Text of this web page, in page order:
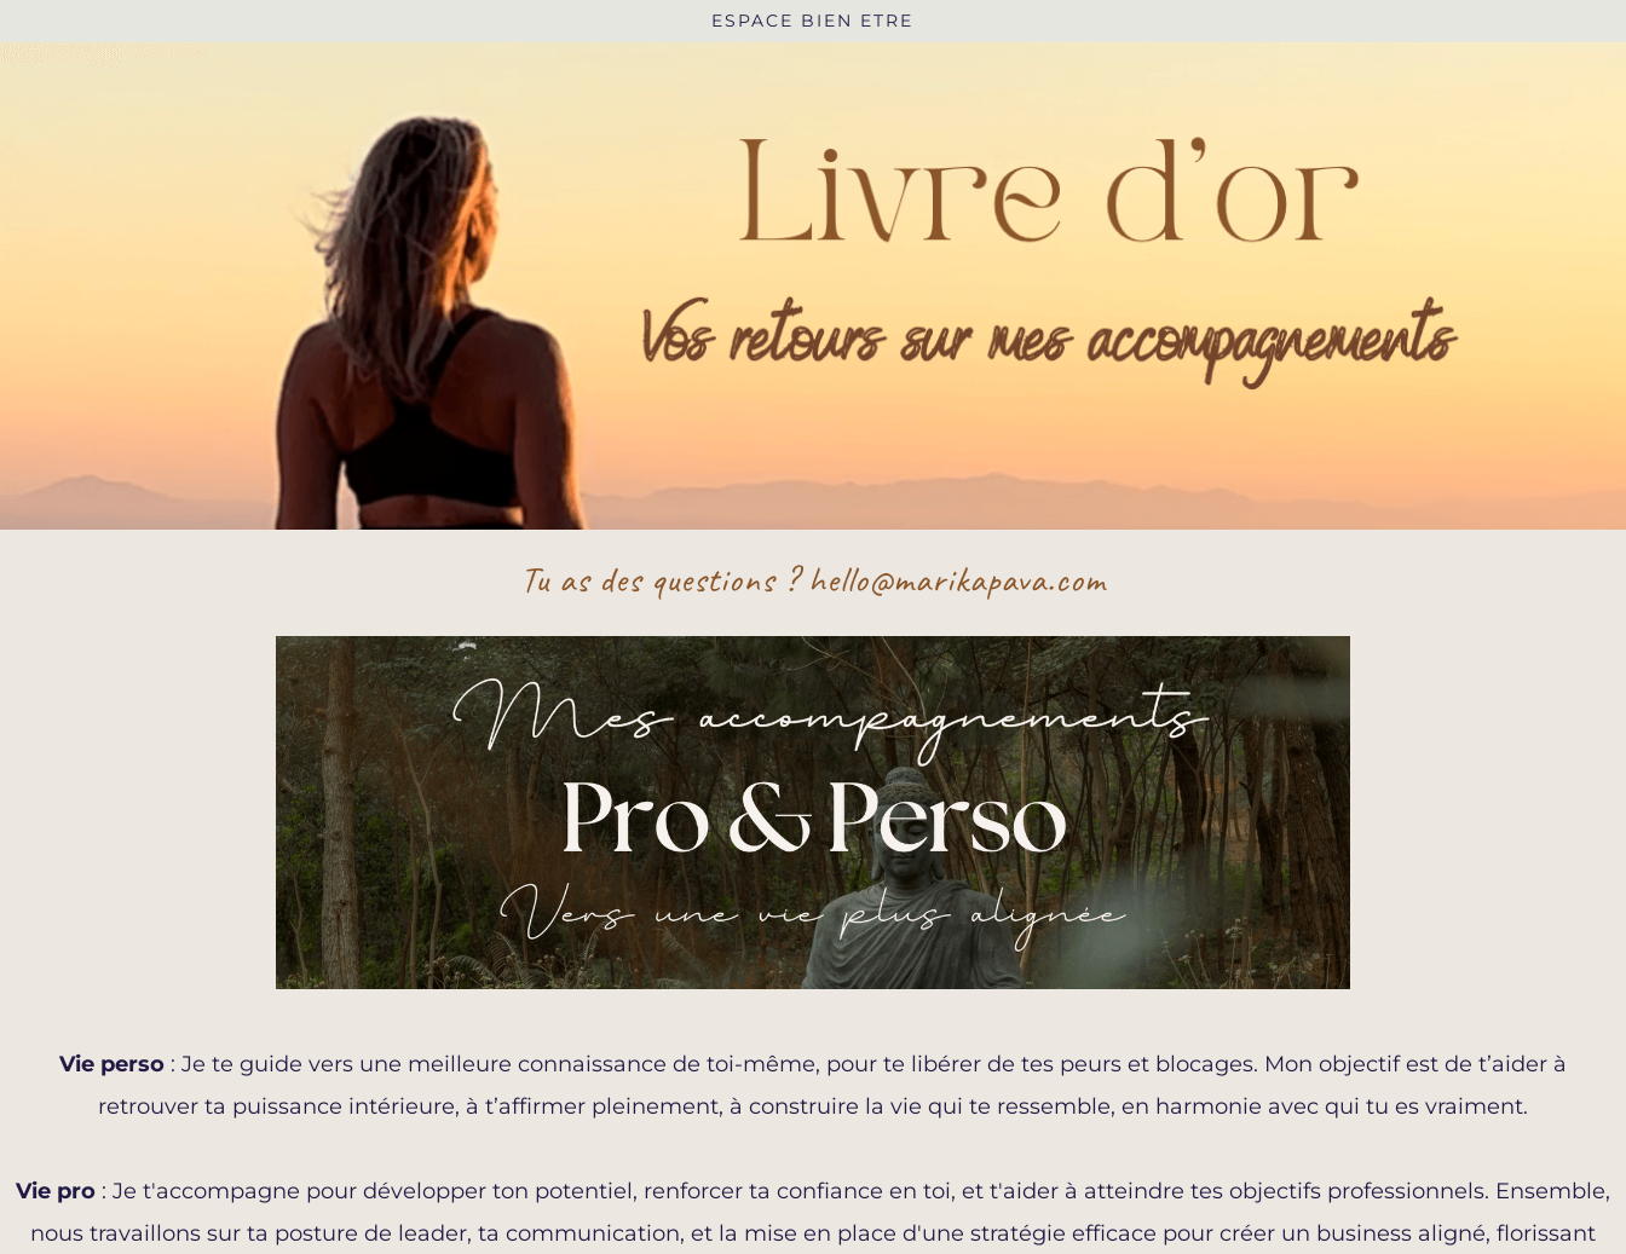
ESPACE BIEN ETRE
Tu as des questions ? hello@marikapava.com
Vie perso: Je te guide vers une meilleure connaissance de toi-même, pour te libérer de tes peurs et blocages. Mon objectif est de t’aider à
retrouver ta puissance intérieure, à t’affirmer pleinement, à construire la vie qui te ressemble, en harmonie avec qui tu es vraiment.
Vie pro: Je t'accompagne pour développer ton potentiel, renforcer ta confiance en toi, et t'aider à atteindre tes objectifs professionnels. Ensemble,
nous travaillons sur ta posture de leader, ta communication, et la mise en place d'une stratégie efficace pour créer un business aligné, florissant